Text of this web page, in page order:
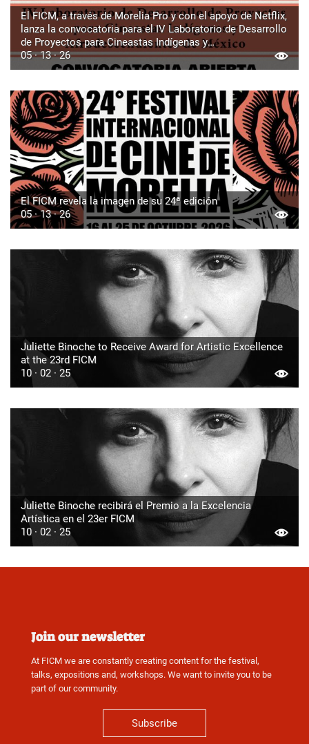
El FICM, a través de Morelia Pro y con el apoyo de Netflix,
lanza la convocatoria para el IV Laboratorio de Desarrollo
de Proyectos para Cineastas Indígenas y
Afrodescendientes de México
05 · 13 · 26
El FICM revela la imagen de su 24ª edición
05 · 13 · 26
Juliette Binoche to Receive Award for Artistic Excellence
at the 23rd FICM
10 · 02 · 25
Juliette Binoche recibirá el Premio a la Excelencia
Artística en el 23er FICM
10 · 02 · 25
Join our newsletter
At FICM we are constantly creating content for the festival,
talks, expositions and, workshops. We want to invite you to be
part of our community.
Subscribe